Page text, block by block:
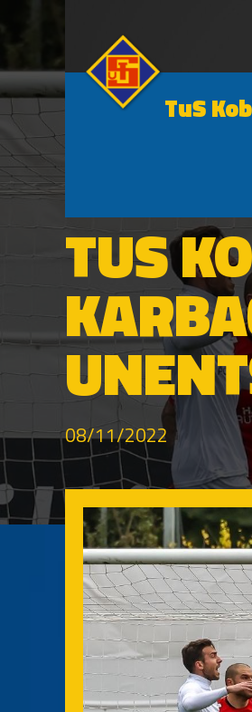
TuS
TUS
08/11/2022